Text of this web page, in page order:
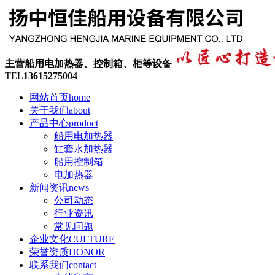
主营船用电加热器、控制箱、柜等设备
TEL13615275004
网站首页home
关于我们about
产品中心product
船用电加热器
缸套水加热器
船用控制箱
电加热器
新闻资讯news
公司动态
行业资讯
常见问题
企业文化CULTURE
荣誉资质HONOR
联系我们contact